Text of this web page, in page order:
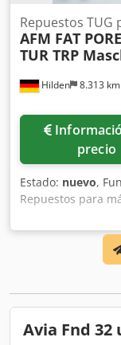
Hilden 8.313 km
Repuestos TUG
AFM FAT
TUR TRP
Información de
precio
Estado: nuevo,
Repuestos para
Andrychow, FUM
Jafo Jarocin, ZM
tornos polacos,
63, TUJ 560, TUJ
fresadoras
Avia Fnd 32